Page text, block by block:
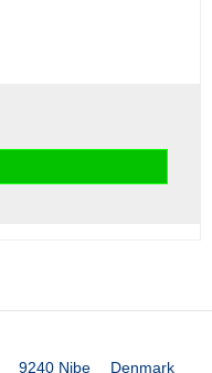
9240 Nibe Denmark